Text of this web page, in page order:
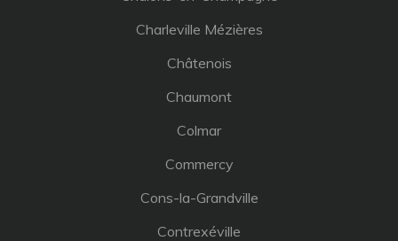
Charleville Mézières
Châtenois
Chaumont
Colmar
Commercy
Cons-la-Grandville
Contrexéville